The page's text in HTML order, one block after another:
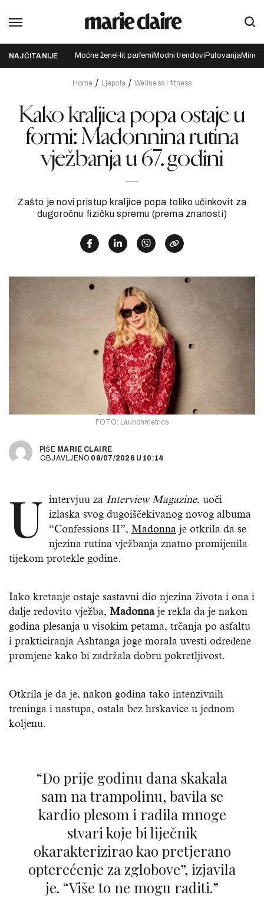
NAJČITANIJE Moćne ženeHit parfemi Modni trendovi Putovanja
Home Ljepota Wellness i fitness
Kako kraljica popa ostaje u
formi: Madonnina rutina
vježbanja u 67. godini
Zašto je novi pristup kraljice popa toliko učinkovit za
dugoročnu fizičku spremu (prema znanosti)
FOTO: Launchmetrics
PIŠE MARIE CLAIRE
OBJAVLJENO 08/07/2026 U 10:14
U intervjuu za Interview Magazine, uoči
izlaska svog dugoiščekivanog novog albuma
“Confessions II”, Madonna je otkrila da se
njezina rutina vježbanja znatno promijenila
tijekom protekle godine.
Iako kretanje ostaje sastavni dio njezina života i ona i
dalje redovito vježba, Madonnaje rekla da je nakon
godina plesanja u visokim petama, trčanja po asfaltu
i prakticiranja Ashtanga joge morala uvesti određene
promjene kako bi zadržala dobru pokretljivost.
Otkrila je da je, nakon godina tako intenzivnih
treninga i nastupa, ostala bez hrskavice u jednom
koljenu.
“Do prije godinu dana skakala
sam na trampolinu, bavila se
kardio plesom i radila mnoge
stvari koje bi liječnik
okarakterizirao kao pretjerano
opterećenje za zglobove”, izjavila
je. “Više to ne mogu raditi.”